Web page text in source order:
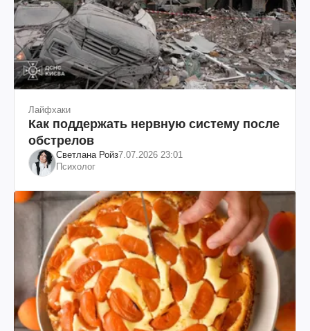
Лайфхаки
Как поддержать нервную систему после
обстрелов
Светлана Ройз7.07.2026 23:01
Психолог